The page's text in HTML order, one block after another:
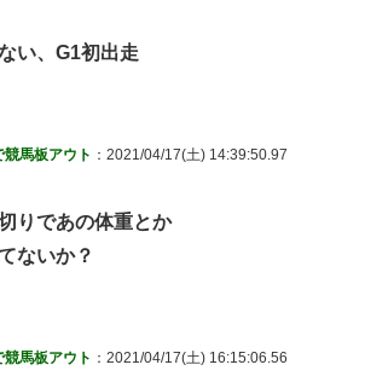
い、G1初出走
馬板アウト ：2021/04/17(土) 14:39:50.97
りであの体重とか
ないか？
馬板アウト ：2021/04/17(土) 16:15:06.56